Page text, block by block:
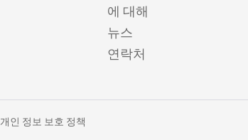
에 대해
뉴스
연락처
개인 정보 보호 정책